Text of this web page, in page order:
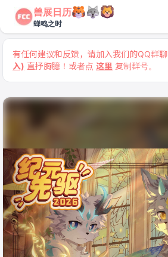
兽展日历
蝉鸣之时
有任何建议和反馈，请加入我们的QQ群聊
入) 直抒胸臆！或者点 这里 复制群号。